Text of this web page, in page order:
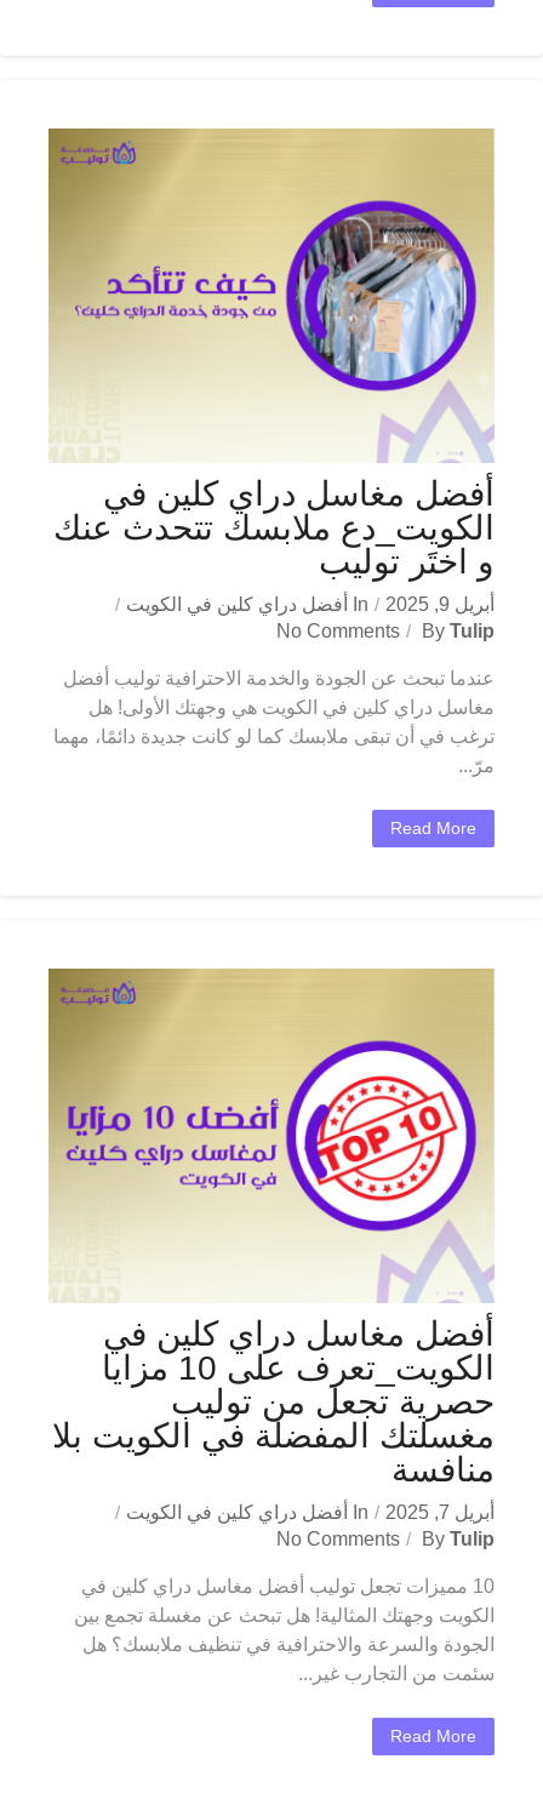
أفضل مغاسل دراي كلين في
الكويت_دع ملابسك تتحدث عنك
و اختَر توليب
أبريل 9, 2025 In
أفضل دراي كلين في الكويت
By Tulip
No Comments
عندما تبحث عن الجودة والخدمة الاحترافية توليب أفضل
مغاسل دراي كلين في الكويت هي وجهتك الأولى! هل
ترغب في أن تبقى ملابسك كما لو كانت جديدة دائمًا، مهما
مرّ...
Read More
أفضل مغاسل دراي كلين في
الكويت_تعرف على 10 مزايا
حصرية تجعل من توليب
مغسلتك المفضلة في الكويت بلا
منافسة
أبريل 7, 2025 In
أفضل دراي كلين في الكويت
By Tulip
No Comments
10 مميزات تجعل توليب أفضل مغاسل دراي كلين في
الكويت وجهتك المثالية! هل تبحث عن مغسلة تجمع بين
الجودة والسرعة والاحترافية في تنظيف ملابسك؟ هل
سئمت من التجارب غير...
Read More